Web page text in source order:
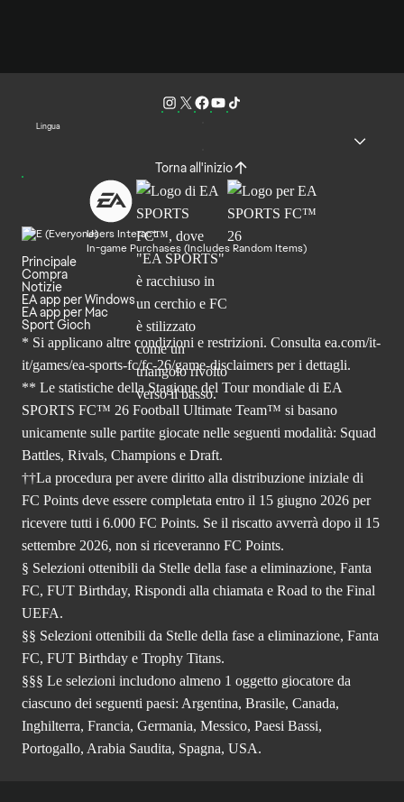
Lingua
Torna all'inizio
Users Interact
In-game Purchases (Includes Random Items)
Principale
Compra
Notizie
EA app per Windows
EA app per Mac
Sport Gioch
* Si applicano altre condizioni e restrizioni. Consulta ea.com/it-
it/games/ea-sports-fc/fc-26/game-disclaimers per i dettagli.
** Le statistiche della Stagione del Tour mondiale di EA
SPORTS FC™ 26 Football Ultimate Team™ si basano
unicamente sulle partite giocate nelle seguenti modalità: Squad
Battles, Rivals, Champions e Draft.
††La procedura per avere diritto alla distribuzione iniziale di
FC Points deve essere completata entro il 15 giugno 2026 per
ricevere tutti i 6.000 FC Points. Se il riscatto avverrà dopo il 15
settembre 2026, non si riceveranno FC Points.
§ Selezioni ottenibili da Stelle della fase a eliminazione, Fanta
FC, FUT Birthday, Rispondi alla chiamata e Road to the Final
UEFA.
§§ Selezioni ottenibili da Stelle della fase a eliminazione, Fanta
FC, FUT Birthday e Trophy Titans.
§§§ Le selezioni includono almeno 1 oggetto giocatore da
ciascuno dei seguenti paesi: Argentina, Brasile, Canada,
Inghilterra, Francia, Germania, Messico, Paesi Bassi,
Portogallo, Arabia Saudita, Spagna, USA.